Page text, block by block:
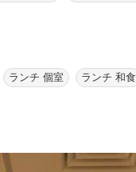
ランチ 個室 ランチ 和食